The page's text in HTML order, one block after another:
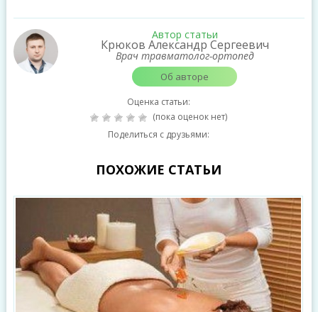
Автор статьи
Крюков Александр Сергеевич
Врач травматолог-ортопед
Об авторе
Оценка статьи:
(пока оценок нет)
Поделиться с друзьями:
ПОХОЖИЕ СТАТЬИ